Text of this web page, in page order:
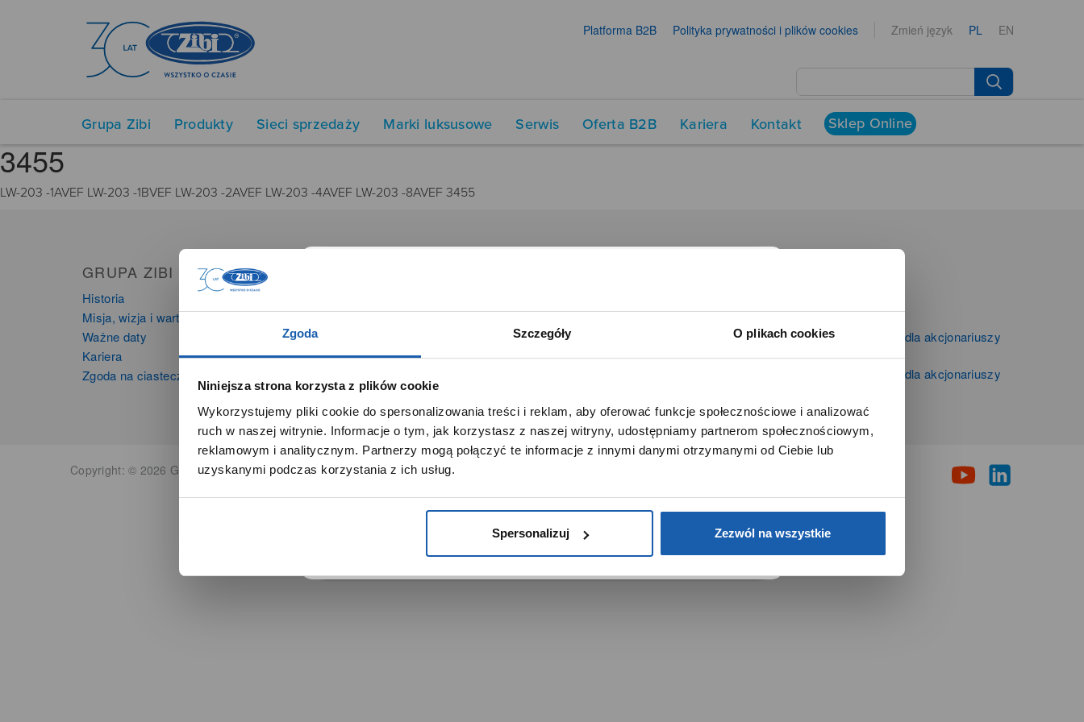
Zgoda Szczegóły O plikach cookies
Niniejsza strona korzysta z plików cookie
Wykorzystujemy pliki cookie do spersonalizowania treści i reklam, aby oferować funkcje społecznościowe i analizować
ruch w naszej witrynie. Informacje o tym, jak korzystasz z naszej witryny, udostępniamy partnerom społecznościowym,
reklamowym i analitycznym. Partnerzy mogą połączyć te informacje z innymi danymi otrzymanymi od Ciebie lub
uzyskanymi podczas korzystania z ich usług.
Spersonalizuj Zezwól na wszystkie
Platforma B2B Polityka prywatności i plików cookies Zmień język PL EN
Grupa Zibi Produkty Sieci sprzedaży Marki luksusowe Serwis Oferta B2B Kariera Kontakt Sklep Online
3455
LW-203 -1AVEF LW-203 -1BVEF LW-203 -2AVEF LW-203 -4AVEF LW-203 -8AVEF 3455
GRUPA ZIBI
Historia
Misja, wizja i wartości Grupy Zibi
Ważne daty
Kariera
Zgoda na ciasteczka
Instrumenty muzyczne
Kalkulatory
Time Trend
Salony muzyczne Riff
Noble Place
Kontakt dla mediów
Informacje firmowe i dla akcjonariuszy
Zibi S.A.
Informacje firmowe i dla akcjonariuszy
Copyright: © 2026 Grupa Zibi S.A. Wszelkie prawa zastrzeżone.
SZANOWNA UŻYTKOWNICZKO
Używamy plików cookie w celach analitycznych, statystycznych i
marketingowych, w tym aby analizować ruch w tej witrynie,
optymalizować jej działanie oraz zapamiętywać Twoje preferencje.
DOWIEDZ SIĘ WIĘCEJ PRZEJDŹ DO SERWISU